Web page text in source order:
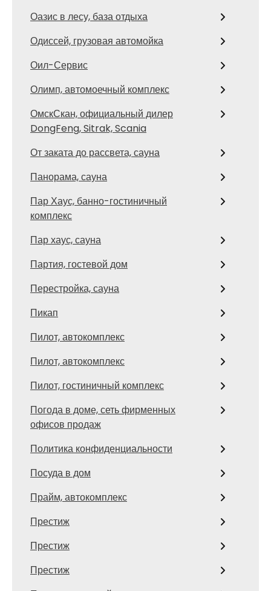
Оазис в лесу, база отдыха
Одиссей, грузовая автомойка
Оил-Сервис
Олимп, автомоечный комплекс
ОмскСкан, официальный дилер
DongFeng, Sitrak, Scania
От заката до рассвета, сауна
Панорама, сауна
Пар Хаус, банно-гостиничный
комплекс
Пар хаус, сауна
Партия, гостевой дом
Перестройка, сауна
Пикап
Пилот, автокомплекс
Пилот, автокомплекс
Пилот, гостиничный комплекс
Погода в доме, сеть фирменных
офисов продаж
Политика конфиденциальности
Посуда в дом
Прайм, автокомплекс
Престиж
Престиж
Престиж